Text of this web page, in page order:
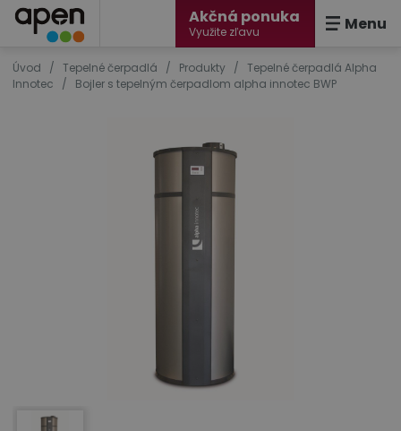
Akčná ponuka
Využite zľavu Menu
Úvod / Tepelné čerpadlá / Produkty / Tepelné čerpadlá Alpha
Innotec
/ Bojler s tepelným čerpadlom alpha innotec BWP